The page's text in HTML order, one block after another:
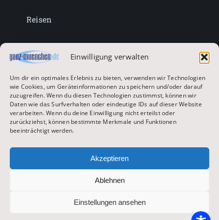
Einwilligung verwalten
Um dir ein optimales Erlebnis zu bieten, verwenden wir Technologien
wie Cookies, um Geräteinformationen zu speichern und/oder darauf
zuzugreifen. Wenn du diesen Technologien zustimmst, können wir
Daten wie das Surfverhalten oder eindeutige IDs auf dieser Website
verarbeiten. Wenn du deine Einwilligung nicht erteilst oder
zurückziehst, können bestimmte Merkmale und Funktionen
beeinträchtigt werden.
Akzeptieren
Ablehnen
Einstellungen ansehen
Reisen
Lifestyle
Entertainment
Oktoberfest & Volksfeste
Zur Hauptseite